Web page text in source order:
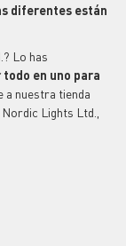
diferentes están
Lo has
todo en uno para
a nuestra tienda
Nordic Lights Ltd.,